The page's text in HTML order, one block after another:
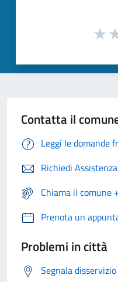
Contatta il
Leggi le domande
Richiedi Assistenza
Chiama il comune
Prenota un
Problemi in città
Segnala disservizio